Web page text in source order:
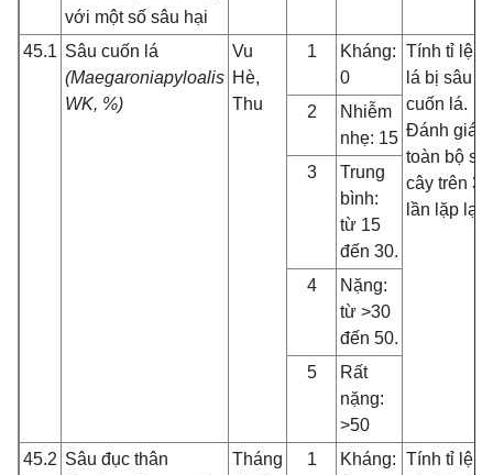
với một số sâu hại
45.1 Sâu cuốn lá
(Maegaroniapyloalis
WK, %)
Vu
Hè,
Thu
1
Kháng:
0
Tính tỉ lệ
lá bị sâu
cuốn lá.
Đánh giá
toàn bộ số
cây trên 3
lần lặp lại
2
Nhiễm
nhẹ: 15
3
Trung
bình:
từ 15
đến 30.
4
Nặng:
từ >30
đến 50.
5
Rất
nặng:
>50
45.2 Sâu đục thân
Tháng
1
Kháng: Tính tỉ lệ